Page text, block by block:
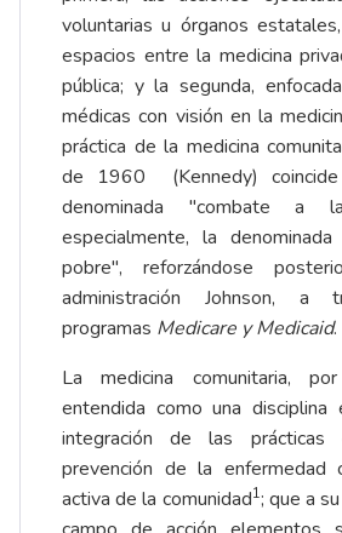
voluntarias u órganos
espacios entre la medicina
pública; y la segunda,
médicas con visión en la
práctica de la medicina
de 1960 (Kennedy)
denominada "combate a
especialmente, la
pobre", reforzándose
administración Johnson,
programas Medicare y Medicaid.
La medicina comunitaria,
entendida como una disciplina
integración de las
prevención de la enfermedad
activa de la comunidad1; que a